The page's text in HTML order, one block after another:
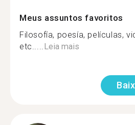
Meus assuntos favoritos
Filosofía, poesía, películas,
etc.....Leia mais